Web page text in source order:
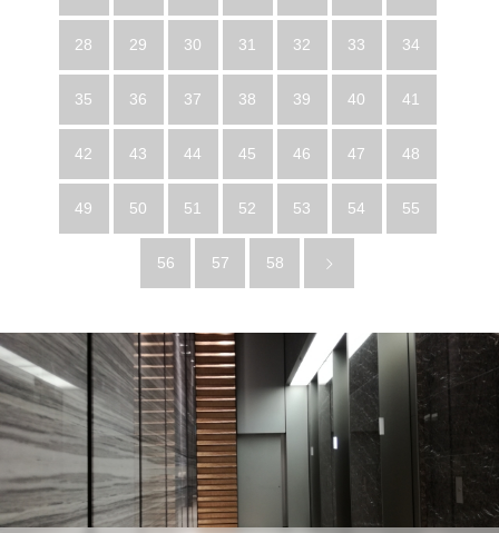
28 29 30 31 32 33 34
35 36 37 38 39 40 41
42 43 44 45 46 47 48
49 50 51 52 53 54 55
56 57 58